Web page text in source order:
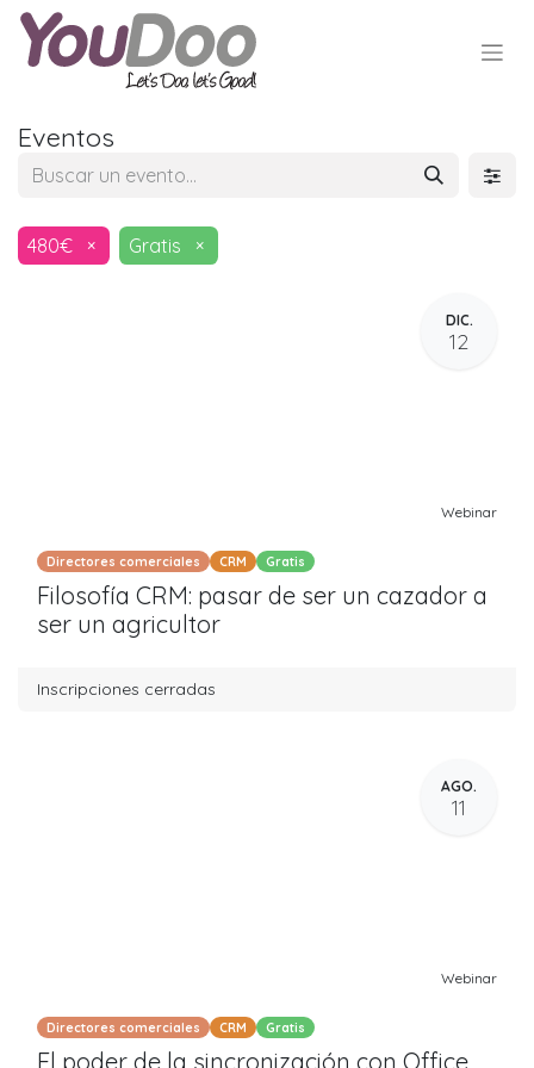
Eventos
480€ × Gratis ×
DIC.
12
Webinar
Directores comerciales CRM Gratis
Filosofía CRM: pasar de ser un cazador a
ser un agricultor
Inscripciones cerradas
AGO.
11
Webinar
Directores comerciales CRM Gratis
El poder de la sincronización con Office